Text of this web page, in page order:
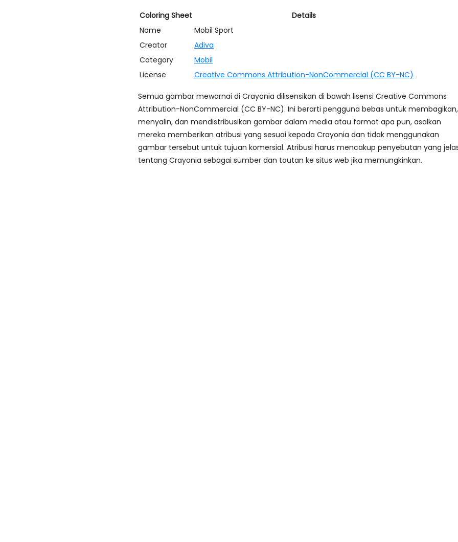
Coloring Sheet
Details
Name
Mobil Sport
Creator
Adiva
Category
Mobil
License
Creative Commons Attribution-NonCommercial (CC BY-NC)
Semua gambar mewarnai di Crayonia dilisensikan di bawah lisensi Creative Commons
Attribution-NonCommercial (CC BY-NC). Ini berarti pengguna bebas untuk membagikan,
menyalin, dan mendistribusikan gambar dalam media atau format apa pun, asalkan
mereka memberikan atribusi yang sesuai kepada Crayonia dan tidak menggunakan
gambar tersebut untuk tujuan komersial. Atribusi harus mencakup penyebutan yang
tentang Crayonia sebagai sumber dan tautan ke situs web jika memungkinkan.